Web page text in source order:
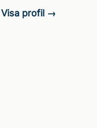
Visa profil →